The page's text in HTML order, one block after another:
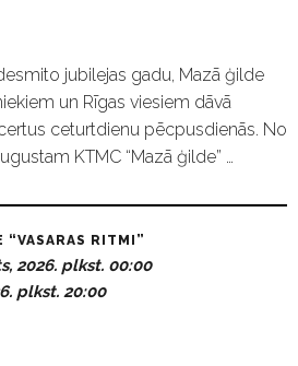
jubilejas gadu, Mazā ģilde
un Rīgas viesiem dāvā
ceturtdienu pēcpusdienās. No
KTMC “Mazā ģilde” …
“VASARAS RITMI”
2026. plkst. 00:00
plkst. 20:00